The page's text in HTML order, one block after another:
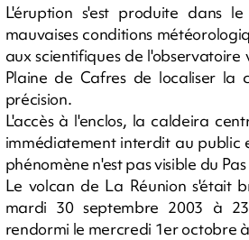
L'éruption s'est produite dans
mauvaises conditions
aux scientifiques de
Plaine de Cafres de localiser la
précision.
L'accès à l'enclos, la caldeira
immédiatement interdit au public
phénomène n'est pas visible du
Le volcan de La Réunion s'était
mardi 30 septembre 2003 à
rendormi le mercredi 1er octobre